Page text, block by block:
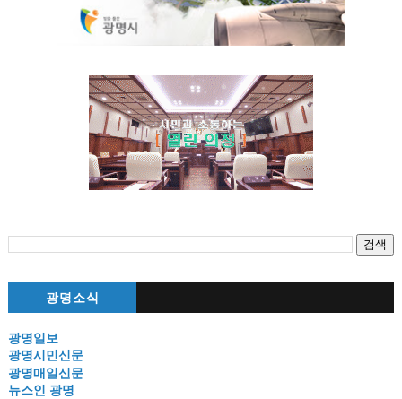
광명소식
광명일보
광명시민신문
광명매일신문
뉴스인 광명